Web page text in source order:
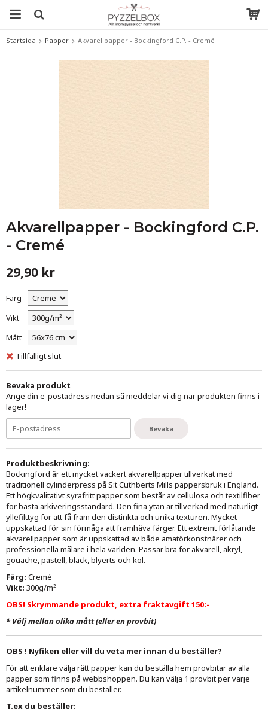
Startsida Papper Akvarellpapper - Bockingford C.P. - Cremé
Akvarellpapper - Bockingford C.P.
- Cremé
29,90 kr
Färg
Vikt
Mått
Tillfälligt slut
Bevaka produkt
Ange din e-postadress nedan så meddelar vi dig när produkten finns i
lager!
Bevaka
Produktbeskrivning:
Bockingford är ett mycket vackert akvarellpapper tillverkat med
traditionell cylinderpress på S:t Cuthberts Mills pappersbruk i England.
Ett högkvalitativt syrafritt papper som består av cellulosa och textilfiber
för bästa arkiveringsstandard. Den fina ytan är tillverkad med naturligt
yllefilttyg för att få fram den distinkta och unika texturen. Mycket
uppskattad för sin förmåga att framhäva färger. Ett extremt förlåtande
akvarellpapper som är uppskattad av både amatörkonstnärer och
professionella målare i hela världen. Passar bra för akvarell, akryl,
gouache, pastell, bläck, blyerts och kol.
Färg: Cremé
Vikt: 300g/m²
OBS! Skrymmande produkt, extra fraktavgift 150:-
* Välj mellan olika mått (eller en provbit)
OBS ! Nyfiken eller vill du veta mer innan du beställer?
För att enklare välja rätt papper kan du beställa hem provbitar av alla
papper som finns på webbshoppen. Du kan välja 1 provbit per varje
artikelnummer som du beställer.
T.ex du beställer: